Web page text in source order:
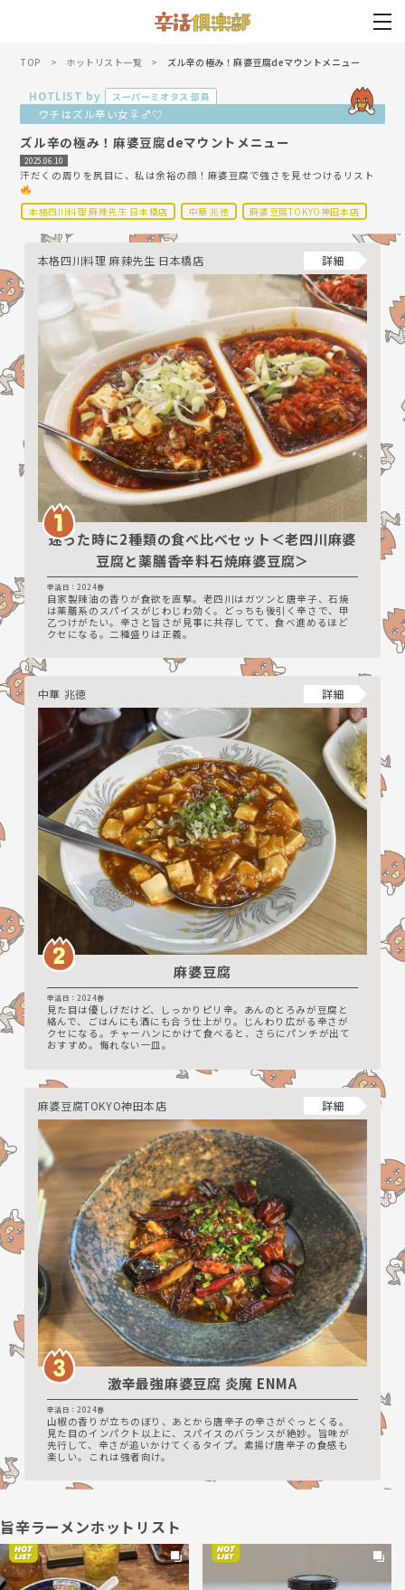
TOP ホットリスト一覧 ズル辛の極み！麻婆豆腐deマウントメニュー
HOTLIST by スーパーミオタス 部員
ウチはズル辛い女♀♂♡
ズル辛の極み！麻婆豆腐deマウントメニュー
2025.06.10
汗だくの周りを尻目に、私は余裕の顔！麻婆豆腐で強さを見せつけるリスト
本格四川料理 麻辣先生 日本橋店 中華 兆徳 麻婆豆腐TOKYO神田本店
本格四川料理 麻辣先生 日本橋店 詳細
迷った時に2種類の食べ比べセット＜老四川麻婆
豆腐と薬膳香辛料石焼麻婆豆腐＞
辛活日：2024春
自家製辣油の香りが食欲を直撃。老四川はガツンと唐辛子、石焼
は薬膳系のスパイスがじわじわ効く。どっちも後引く辛さで、甲
乙つけがたい。辛さと旨さが見事に共存してて、食べ進めるほど
クセになる。二種盛りは正義。
中華 兆徳 詳細
麻婆豆腐
辛活日：2024春
見た目は優しげだけど、しっかりピリ辛。あんのとろみが豆腐と
絡んで、ごはんにも酒にも合う仕上がり。じんわり広がる辛さが
クセになる。チャーハンにかけて食べると、さらにパンチが出て
おすすめ。侮れない一皿。
麻婆豆腐TOKYO神田本店 詳細
激辛最強麻婆豆腐 炎魔 ENMA
辛活日：2024春
山椒の香りが立ちのぼり、あとから唐辛子の辛さがぐっとくる。
見た目のインパクト以上に、スパイスのバランスが絶妙。旨味が
先行して、辛さが追いかけてくるタイプ。素揚げ唐辛子の食感も
楽しい。これは強者向け。
旨辛ラーメンホットリスト